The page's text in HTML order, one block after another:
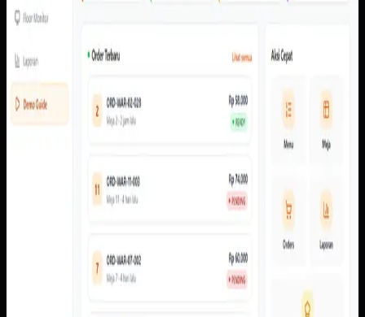
Order perlu membawa konteks meja, item, pembayaran,
dan status secara konsisten dari perangkat pelanggan ke
admin dan kitchen tanpa bergantung pada konfirmasi
manual.
Yang kami bangun
Dari screenshot yang tersedia, sistem memiliki alur scan
meja, menu pelanggan, cart, pembayaran, pembayaran,
status pesanan, dasbor admin, pengaturan meja dan QR,
laporan, floor monitor, serta kitchen display.
Baca studi kasus lengkap